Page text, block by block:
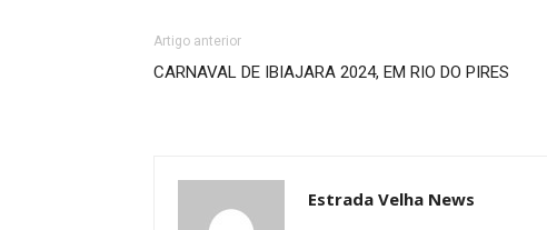
Artigo anterior
CARNAVAL DE IBIAJARA 2024, EM RIO DO PIRES
Estrada Velha News